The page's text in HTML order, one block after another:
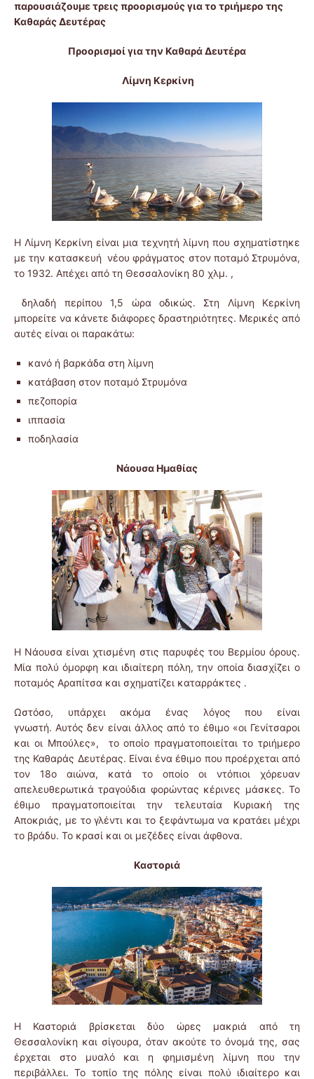
παρουσιάζουμε τρεις προορισμούς για το τριήμερο της
Καθαράς Δευτέρας
Προορισμοί για την Καθαρά Δευτέρα
Λίμνη Κερκίνη
Η Λίμνη Κερκίνη είναι μια τεχνητή λίμνη που σχηματίστηκε
με την κατασκευή νέου φράγματος στον ποταμό Στρυμόνα,
το 1932. Απέχει από τη Θεσσαλονίκη 80 χλμ. ,
δηλαδή περίπου 1,5 ώρα οδικώς. Στη Λίμνη Κερκίνη
μπορείτε να κάνετε διάφορες δραστηριότητες. Μερικές από
αυτές είναι οι παρακάτω:
κανό ή βαρκάδα στη λίμνη
κατάβαση στον ποταμό Στρυμόνα
πεζοπορία
ιππασία
ποδηλασία
Νάουσα Ημαθίας
Η Νάουσα είναι χτισμένη στις παρυφές του Βερμίου όρους.
Μία πολύ όμορφη και ιδιαίτερη πόλη, την οποία διασχίζει ο
ποταμός Αραπίτσα και σχηματίζει καταρράκτες .
Ωστόσο, υπάρχει ακόμα ένας λόγος που είναι
γνωστή. Αυτός δεν είναι άλλος από το έθιμο «οι Γενίτσαροι
και οι Μπούλες», το οποίο πραγματοποιείται το τριήμερο
της Καθαράς Δευτέρας. Είναι ένα έθιμο που προέρχεται από
τον 18ο αιώνα, κατά το οποίο οι ντόπιοι χόρευαν
απελευθερωτικά τραγούδια φορώντας κέρινες μάσκες. Το
έθιμο πραγματοποιείται την τελευταία Κυριακή της
Αποκριάς, με το γλέντι και το ξεφάντωμα να κρατάει μέχρι
το βράδυ. Το κρασί και οι μεζέδες είναι άφθονα.
Καστοριά
Η Καστοριά βρίσκεται δύο ώρες μακριά από τη
Θεσσαλονίκη και σίγουρα, όταν ακούτε το όνομά της, σας
έρχεται στο μυαλό και η φημισμένη λίμνη που την
περιβάλλει. Το τοπίο της πόλης είναι πολύ ιδιαίτερο και